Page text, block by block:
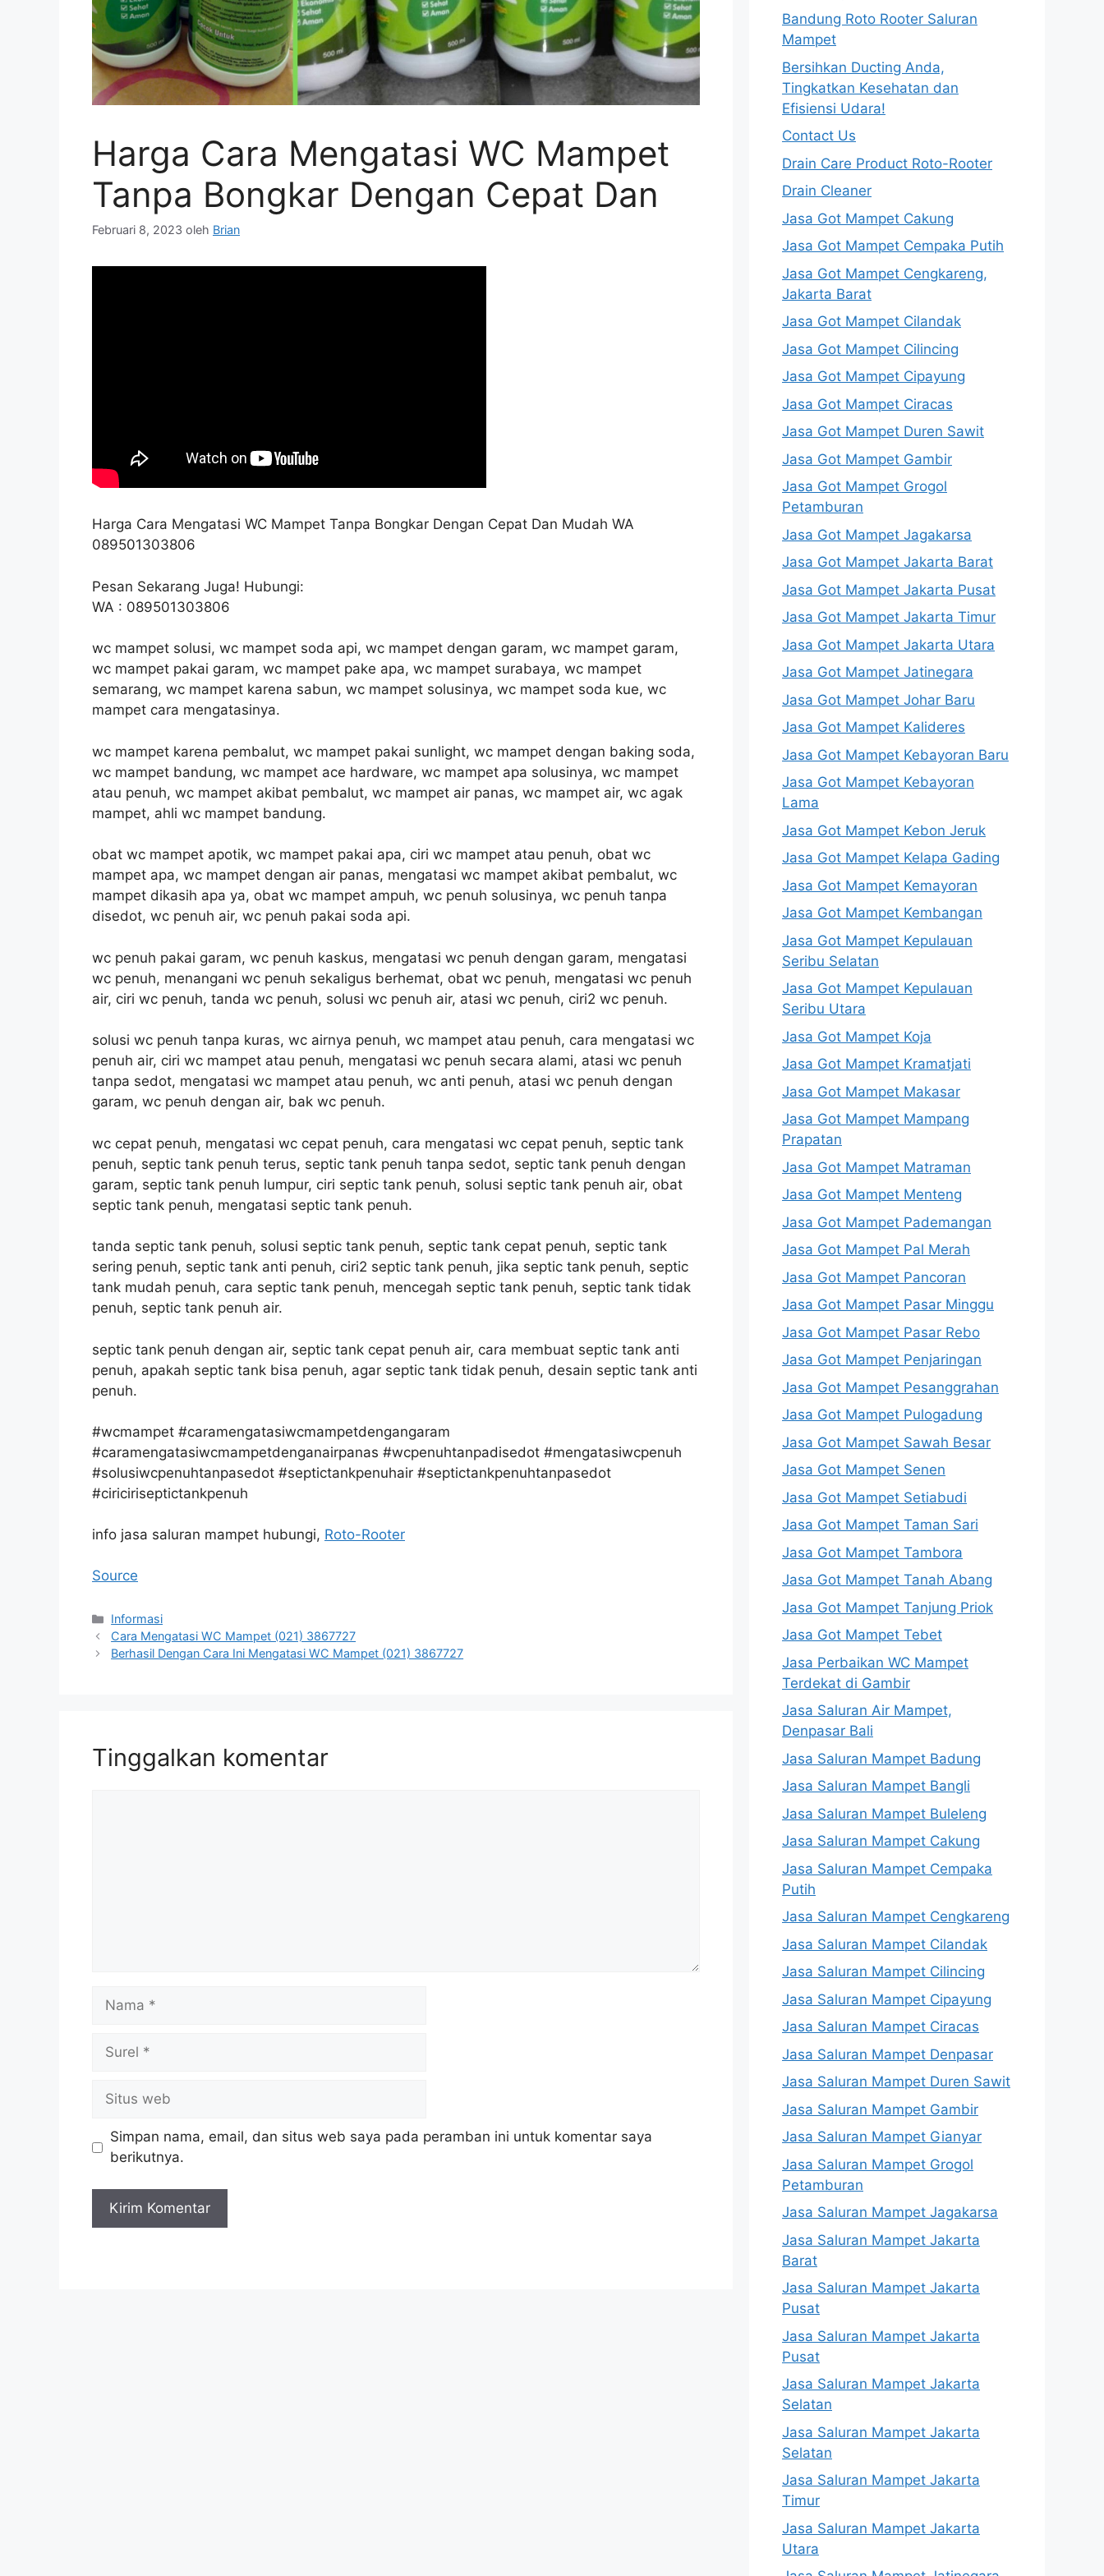
Harga Cara Mengatasi WC Mampet
Tanpa Bongkar Dengan Cepat Dan
Februari 8, 2023 oleh Brian
Harga Cara Mengatasi WC Mampet Tanpa Bongkar Dengan Cepat Dan Mudah WA
089501303806
Pesan Sekarang Juga! Hubungi:
WA : 089501303806
wc mampet solusi, wc mampet soda api, wc mampet dengan garam, wc mampet garam,
wc mampet pakai garam, wc mampet pake apa, wc mampet surabaya, wc mampet
semarang, wc mampet karena sabun, wc mampet solusinya, wc mampet soda kue, wc
mampet cara mengatasinya.
wc mampet karena pembalut, wc mampet pakai sunlight, wc mampet dengan baking soda,
wc mampet bandung, wc mampet ace hardware, wc mampet apa solusinya, wc mampet
atau penuh, wc mampet akibat pembalut, wc mampet air panas, wc mampet air, wc agak
mampet, ahli wc mampet bandung.
obat wc mampet apotik, wc mampet pakai apa, ciri wc mampet atau penuh, obat wc
mampet apa, wc mampet dengan air panas, mengatasi wc mampet akibat pembalut, wc
mampet dikasih apa ya, obat wc mampet ampuh, wc penuh solusinya, wc penuh tanpa
disedot, wc penuh air, wc penuh pakai soda api.
wc penuh pakai garam, wc penuh kaskus, mengatasi wc penuh dengan garam, mengatasi
wc penuh, menangani wc penuh sekaligus berhemat, obat wc penuh, mengatasi wc penuh
air, ciri wc penuh, tanda wc penuh, solusi wc penuh air, atasi wc penuh, ciri2 wc penuh.
solusi wc penuh tanpa kuras, wc airnya penuh, wc mampet atau penuh, cara mengatasi wc
penuh air, ciri wc mampet atau penuh, mengatasi wc penuh secara alami, atasi wc penuh
tanpa sedot, mengatasi wc mampet atau penuh, wc anti penuh, atasi wc penuh dengan
garam, wc penuh dengan air, bak wc penuh.
wc cepat penuh, mengatasi wc cepat penuh, cara mengatasi wc cepat penuh, septic tank
penuh, septic tank penuh terus, septic tank penuh tanpa sedot, septic tank penuh dengan
garam, septic tank penuh lumpur, ciri septic tank penuh, solusi septic tank penuh air, obat
septic tank penuh, mengatasi septic tank penuh.
tanda septic tank penuh, solusi septic tank penuh, septic tank cepat penuh, septic tank
sering penuh, septic tank anti penuh, ciri2 septic tank penuh, jika septic tank penuh, septic
tank mudah penuh, cara septic tank penuh, mencegah septic tank penuh, septic tank tidak
penuh, septic tank penuh air.
septic tank penuh dengan air, septic tank cepat penuh air, cara membuat septic tank anti
penuh, apakah septic tank bisa penuh, agar septic tank tidak penuh, desain septic tank anti
penuh.
#wcmampet #caramengatasiwcmampetdengangaram
#caramengatasiwcmampetdenganairpanas #wcpenuhtanpadisedot #mengatasiwcpenuh
#solusiwcpenuhtanpasedot #septictankpenuhair #septictankpenuhtanpasedot
#ciriciriseptictankpenuh
info jasa saluran mampet hubungi, Roto-Rooter
Source
Kategori
Informasi
Cara Mengatasi WC Mampet (021) 3867727
Berhasil Dengan Cara Ini Mengatasi WC Mampet (021) 3867727
Tinggalkan komentar
Nama
Surel
Situs
web
Simpan nama, email, dan situs web saya pada peramban ini untuk komentar saya
berikutnya.
Bandung Roto Rooter Saluran
Mampet
Bersihkan Ducting Anda,
Tingkatkan Kesehatan dan
Efisiensi Udara!
Contact Us
Drain Care Product Roto-Rooter
Drain Cleaner
Jasa Got Mampet Cakung
Jasa Got Mampet Cempaka Putih
Jasa Got Mampet Cengkareng,
Jakarta Barat
Jasa Got Mampet Cilandak
Jasa Got Mampet Cilincing
Jasa Got Mampet Cipayung
Jasa Got Mampet Ciracas
Jasa Got Mampet Duren Sawit
Jasa Got Mampet Gambir
Jasa Got Mampet Grogol
Petamburan
Jasa Got Mampet Jagakarsa
Jasa Got Mampet Jakarta Barat
Jasa Got Mampet Jakarta Pusat
Jasa Got Mampet Jakarta Timur
Jasa Got Mampet Jakarta Utara
Jasa Got Mampet Jatinegara
Jasa Got Mampet Johar Baru
Jasa Got Mampet Kalideres
Jasa Got Mampet Kebayoran Baru
Jasa Got Mampet Kebayoran
Lama
Jasa Got Mampet Kebon Jeruk
Jasa Got Mampet Kelapa Gading
Jasa Got Mampet Kemayoran
Jasa Got Mampet Kembangan
Jasa Got Mampet Kepulauan
Seribu Selatan
Jasa Got Mampet Kepulauan
Seribu Utara
Jasa Got Mampet Koja
Jasa Got Mampet Kramatjati
Jasa Got Mampet Makasar
Jasa Got Mampet Mampang
Prapatan
Jasa Got Mampet Matraman
Jasa Got Mampet Menteng
Jasa Got Mampet Pademangan
Jasa Got Mampet Pal Merah
Jasa Got Mampet Pancoran
Jasa Got Mampet Pasar Minggu
Jasa Got Mampet Pasar Rebo
Jasa Got Mampet Penjaringan
Jasa Got Mampet Pesanggrahan
Jasa Got Mampet Pulogadung
Jasa Got Mampet Sawah Besar
Jasa Got Mampet Senen
Jasa Got Mampet Setiabudi
Jasa Got Mampet Taman Sari
Jasa Got Mampet Tambora
Jasa Got Mampet Tanah Abang
Jasa Got Mampet Tanjung Priok
Jasa Got Mampet Tebet
Jasa Perbaikan WC Mampet
Terdekat di Gambir
Jasa Saluran Air Mampet,
Denpasar Bali
Jasa Saluran Mampet Badung
Jasa Saluran Mampet Bangli
Jasa Saluran Mampet Buleleng
Jasa Saluran Mampet Cakung
Jasa Saluran Mampet Cempaka
Putih
Jasa Saluran Mampet Cengkareng
Jasa Saluran Mampet Cilandak
Jasa Saluran Mampet Cilincing
Jasa Saluran Mampet Cipayung
Jasa Saluran Mampet Ciracas
Jasa Saluran Mampet Denpasar
Jasa Saluran Mampet Duren Sawit
Jasa Saluran Mampet Gambir
Jasa Saluran Mampet Gianyar
Jasa Saluran Mampet Grogol
Petamburan
Jasa Saluran Mampet Jagakarsa
Jasa Saluran Mampet Jakarta
Barat
Jasa Saluran Mampet Jakarta
Pusat
Jasa Saluran Mampet Jakarta
Pusat
Jasa Saluran Mampet Jakarta
Selatan
Jasa Saluran Mampet Jakarta
Selatan
Jasa Saluran Mampet Jakarta
Timur
Jasa Saluran Mampet Jakarta
Utara